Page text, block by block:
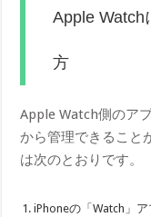
Apple Watch
方
Apple Watch側のア
から管理できること
は次のとおりです。
iPhoneの「Watch」